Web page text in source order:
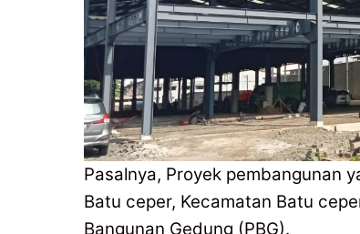
Pasalnya, Proyek pembangunan
Batu ceper, Kecamatan Batu
Bangunan Gedung (PBG).